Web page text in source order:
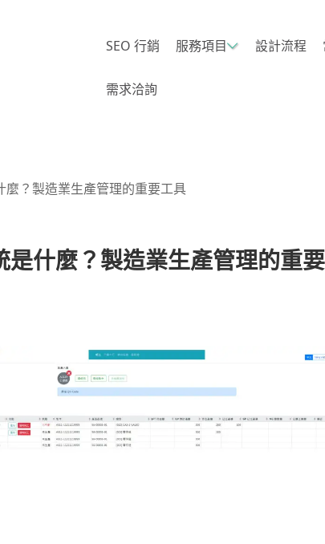
SEO 行銷 服務項目 設計流程
需求洽詢
麼？製造業生產管理的重要工具
是什麼？製造業生產管理的重